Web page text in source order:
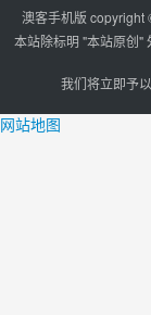
澳客手机版 copyright
本站除标明 "本站原创"
我们将立即予
网站地图